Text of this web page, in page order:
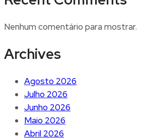
Nenhum comentário para mostrar.
Archives
Agosto 2026
Julho 2026
Junho 2026
Maio 2026
Abril 2026